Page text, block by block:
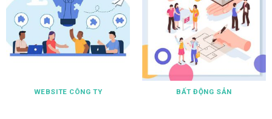
WEBSITE CÔNG TY BẤT ĐỘNG SẢN